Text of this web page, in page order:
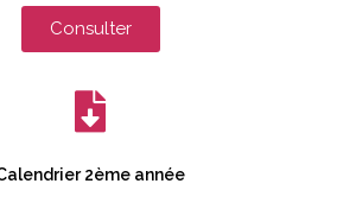
Consulter
2ème année